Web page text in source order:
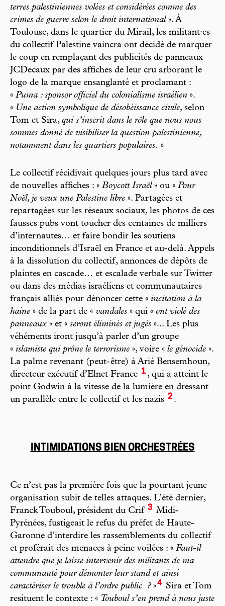
terres palestiniennes volées et considérées comme des
crimes de guerre selon le droit international». À
Toulouse, dans le quartier du Mirail, les militant·es
du collectif Palestine vaincra ont décidé de marquer
le coup en remplaçant des publicités de panneaux
JCDecaux par des affiches de leur cru arborant le
logo de la marque ensanglanté et proclamant :
« Puma : sponsor officiel du colonialisme israélien ».
« Une action symbolique de désobéissance civile, selon
Tom et Sira, qui s’inscrit dans le rôle que nous nous
sommes donné de visibiliser la question palestinienne,
notamment dans les quartiers populaires. »
Le collectif récidivait quelques jours plus tard avec
de nouvelles affiches : « Boycott Israël» ou « Pour
Noël, je veux une Palestine libre ». Partagées et
repartagées sur les réseaux sociaux, les photos de ces
fausses pubs vont toucher des centaines de milliers
d’internautes… et faire bondir les soutiens
inconditionnels d’Israël en France et au-delà. Appels
à la dissolution du collectif, annonces de dépôts de
plaintes en cascade… et escalade verbale sur Twitter
ou dans des médias israéliens et communautaires
français alliés pour dénoncer cette « incitation à la
haine » de la part de « vandales » qui « ont violé des
panneaux » et « seront éliminés et jugés »... Les plus
véhéments iront jusqu’à parler d’un groupe
« islamiste qui prône le terrorisme », voire « le génocide ».
La palme revenant (peut- être) à Arié Bensemhoun,
directeur exécutif d’Elnet France 1 , qui a atteint le
point Godwin à la vitesse de la lumière en dressant
un parallèle entre le collectif et les nazis 2 .
INTIMIDATIONS BIEN ORCHESTRÉES
Ce n’est pas la première fois que la pourtant jeune
organisation subit de telles attaques. L’été dernier,
Franck Touboul, président du Crif 3 Midi-
Pyrénées, fustigeait le refus du préfet de Haute-
Garonne d’interdire les rassemblements du collectif
et proférait des menaces à peine voilées : « Faut-il
attendre que je laisse intervenir des militants de ma
communauté pour démonter leur stand et ainsi
caractériser le trouble à l’ordre public
?»4 Sira et Tom
resituent le contexte : « Touboul s’en prend à nous juste